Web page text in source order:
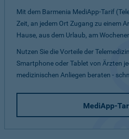
Mit dem Barmenia MediApp-Tarif
Zeit, an jedem Ort Zugang zu einem
Hause, aus dem Urlaub, am
Nutzen Sie die Vorteile der
Smartphone oder Tablet von Ärzten
medizinischen Anliegen beraten -
MediApp-